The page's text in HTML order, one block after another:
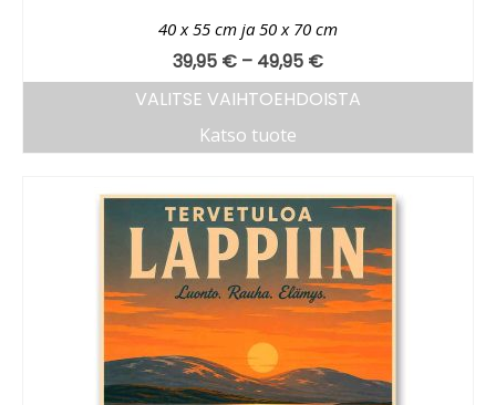
40 x 55 cm ja 50 x 70 cm
39,95 € – 49,95 €
VALITSE VAIHTOEHDOISTA
Katso tuote